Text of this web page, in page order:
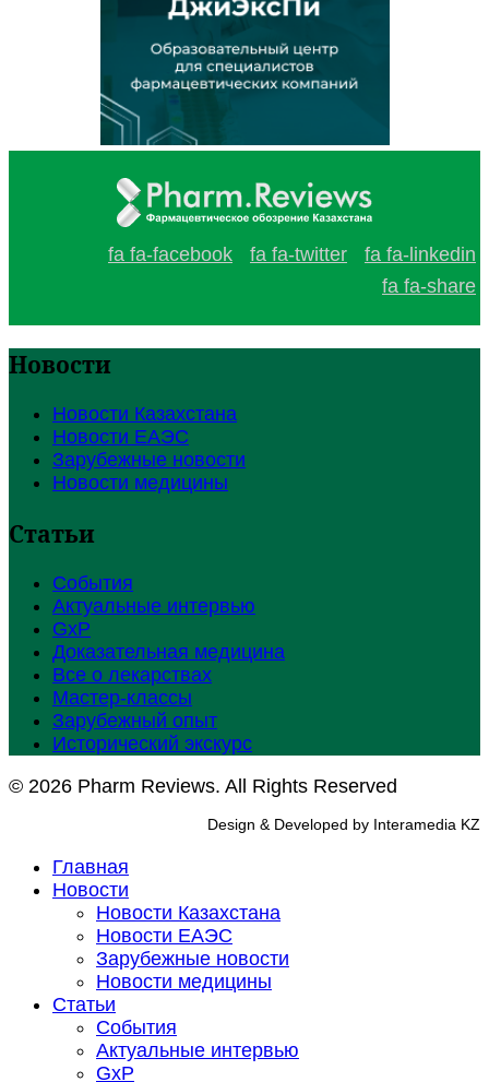
fa fa-facebook fa fa-twitter
fa fa-linkedin
fa fa-share
Новости
Новости Казахстана
Новости ЕАЭС
Зарубежные новости
Новости медицины
Статьи
События
Актуальные интервью
GxP
Доказательная медицина
Все о лекарствах
Мастер-классы
Зарубежный опыт
Исторический экскурс
© 2026 Pharm Reviews. All Rights Reserved
Design & Developed by Interamedia KZ
Главная
Новости
Новости Казахстана
Новости ЕАЭС
Зарубежные новости
Новости медицины
Статьи
События
Актуальные интервью
GxP